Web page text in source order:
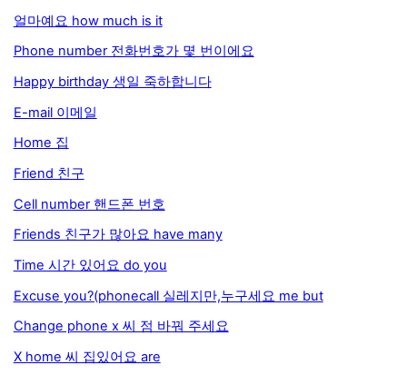
얼마예요 how much is it
Phone number 전화번호가 몇 번이에요
Happy birthday 생일 죽하합니다
E-mail 이메일
Home 집
Friend 친구
Cell number 핸드폰 번호
Friends 친구가 많아요 have many
Time 시간 있어요 do you
Excuse you?(phonecall 실레지만,누구세요 me but
Change phone x 씨 점 바꿔 주세요
X home 씨 집있어요 are